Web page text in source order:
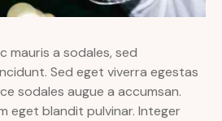
mauris a sodales, sed
Sed eget viverra egestas
sodales augue a accumsan.
eget blandit pulvinar. Integer